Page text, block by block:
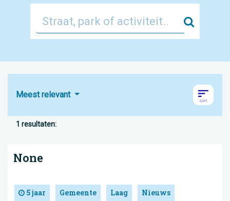
Zoek
Meest relevant
1 resultaten:
None
5 jaar Gemeente Laag Nieuws